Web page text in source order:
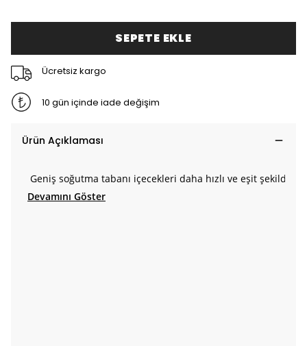
SEPETE EKLE
Ücretsiz kargo
10 gün içinde iade değişim
Ürün Açıklaması
Geniş soğutma tabanı içecekleri daha hızlı ve eşit şekilde
Devamını Göster